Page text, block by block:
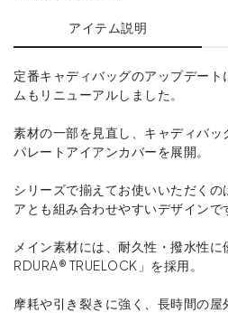
アイテム説明
定番キャディバッグのアップデー
ムもリニューアルしました。
素材の一部を見直し、キャディバ
パレートアイアンカバーを展開。
シリーズで揃えてお使いいただく
アとも組み合わせやすいデザインで
メイン素材には、耐久性・撥水性
RDURA® TRUELOCK」を採用。
摩耗や引き裂きに強く、長時間の